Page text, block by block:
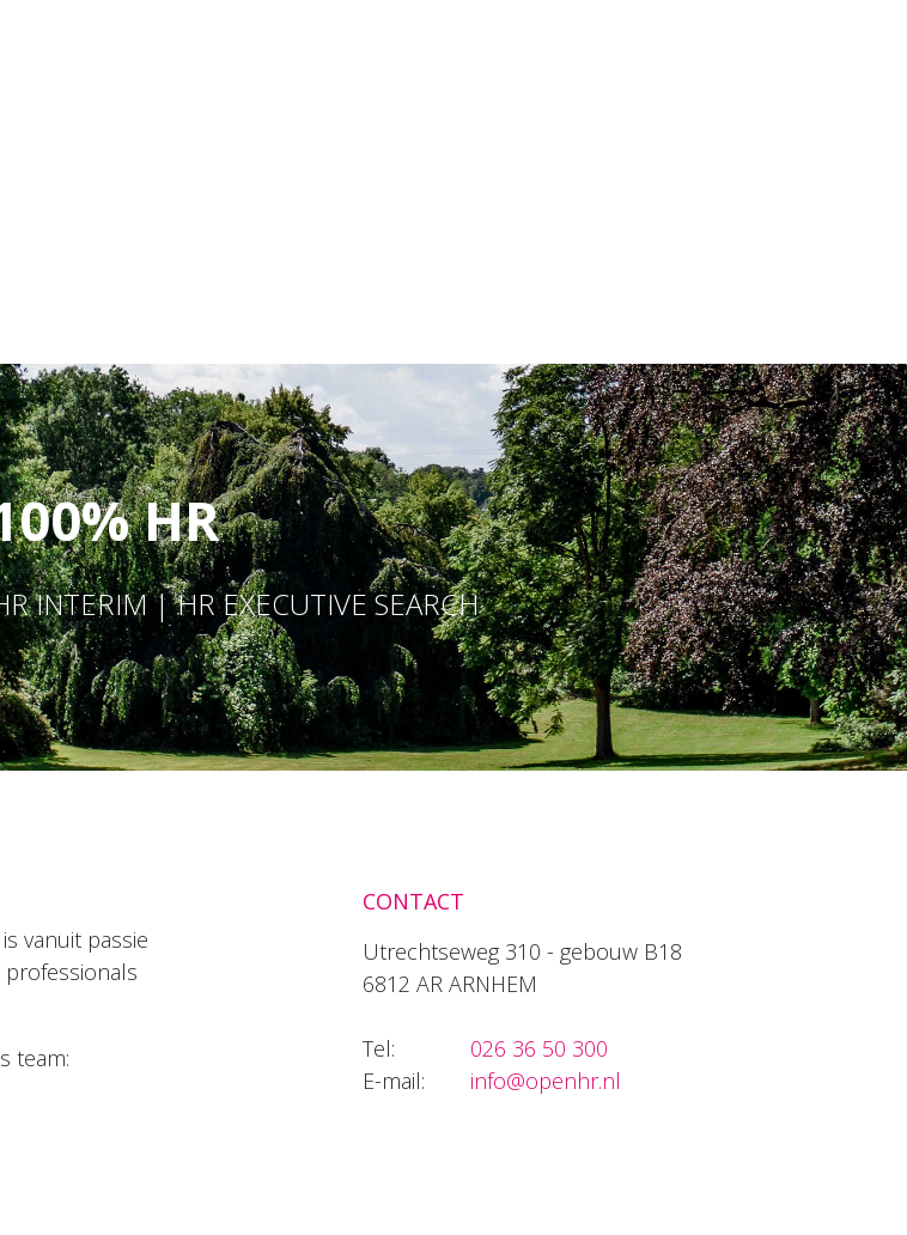
HR
INTERIM | HR EXECUTIVE SEARCH
vanuit passie
professionals
team:
CONTACT
Utrechtseweg 310 - gebouw B18
6812 AR ARNHEM
Tel:
026 36 50 300
E-mail:
info@openhr.nl